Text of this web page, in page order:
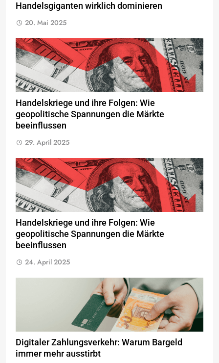
Handelsgiganten wirklich dominieren
20. Mai 2025
Handelskriege und ihre Folgen: Wie
geopolitische Spannungen die Märkte
beeinflussen
29. April 2025
Handelskriege und ihre Folgen: Wie
geopolitische Spannungen die Märkte
beeinflussen
24. April 2025
Digitaler Zahlungsverkehr: Warum Bargeld
immer mehr ausstirbt